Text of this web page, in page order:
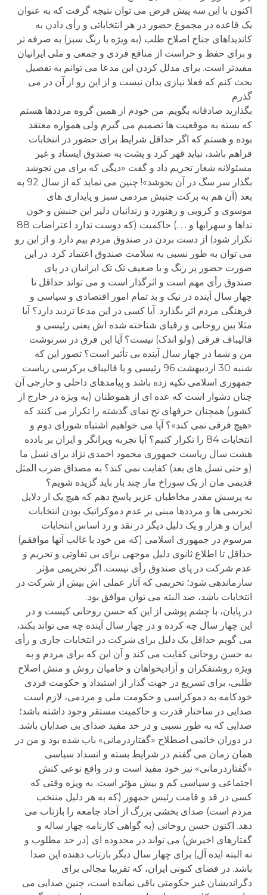
اکنون با این سه پیش فرض می توان نتیجه گرفت که به عنوان
یک قاعده در مجموع حضور در هر انتخاباتی و رأی دادن به
کاندیداهای جناح اصلاح طلب (به ویژه با رنگ سبز) به صرفه تر
و برای حفظ و حراست از منافع فردی و جمعی و ملی ایرانیان
مفیدتر است. برای مدلل کردن این مدعا می توانم به تفصیل
بحث کنم که فعلا نیازی بدان نیست و از این رو از آن در می
گذرم
بگذارید صادقانه بگویم. من خودم از همین گروه مرددها هستم
که بسته به موقعیت ها تصمیم می گیرم ولی همواره معتقد
بوده و هستم که اگر حداقل شرایط برای حضور در انتخابات
فراهم باشد، نباید قهر کرد و پشت به صندوق ایستاد و غیر
مسئولانه شعار تحریم داد و گفت «دیگی که برای من نجوشد
بگذار سر سگ در آن بجوشد»! چنین می نماید که از سال 92 به
بعد (آن هم به برکت جنبش مردمی سبز و پایداری های
موسوی و کروبی و رهنورد و زندانیان دلیر این جنبش و خون
نداها و سهرابها و . . .) حاکمیت (که دوست ندارد اعتراضات 88
تکرار شود) از دست بردن در صندوق مردم بیم دارد و از این رو
می توان به طور نسبی به سلامت صندوق اعتماد کرد. در این
صورت حضور پر رنگ و یا ضعیف تک تک ایرانیان در پای
صندوق رأی مهم است و اثرگذار است و می تواند حداقل تا
چهار سال آینده در نیک و بد تمام امور اقتصادی و سیاسی و
فرهنگی مردم اثر بگذارد. آیا کسی در این مدعا تردید دارد؟ آیا
مثلا بین روحانی و رقبای شناخته شده اش یعنی رئیسی و
قالیباف فرقی (ولو اندک) نیست؟ آیا این فرق در سرنوشت
من و شما در چهار سال آینده بی تأثیر است؟ تصور این که
شنبه 30 اردیبهشت 96 رئیسی و یا قالیباف برکرسی ریاست
جمهوری اسلامی تکیه زده باشد و پیامدهای داخلی و خارجی آن
چنان دشوار است که عده ای از هموطنان (به ویژه در خارج از
کشور) همچنان حرفهای نخ نمای گذشته را تکرار می کنند که
«هیچ فرقی نمی کند»؟ آیا می خواهیم اشتباه شورای دوم و
انتخابات 84 را تکرار کنیم؟ آیا تجربه ویرانگر و ایران بر بادده
هشت سال ریاست جمهوری محمود احمدی نژاد برای نسل ما
(و حتی نسل های بعد) کفایت نمی کند؟ به مصداق ضرب المثل
قدیمی مان از یک سوراخ مار چند بار باید گزیده شویم؟
به پرسش مقدر مخاطبان عزیز پاسخ دهم که هیچ یک از دلایل
تحریمی ها و مرددها مبنی بر عدم دموکراتیک بودن انتخابات
ایران و هزار و یک دلیل دیگر در نقد و رد اساس انتخابات
مرسوم در جمهوری اسلامی (که من خود با غالب آنها موافقم)
حداقل تا اطلاع ثانوی دلیل موجهی برای بی تفاوتی و تحریم و
عدم شرکت در پای صندوق رأی نیست. اگر تحریمی مؤثر
سازماندهی شود؛ تحریمی که آثار عملی اش بیش از شرکت در
انتخابات باشد، صد البته می توان موافق بود.
در پایان، با چشم پوشی از این که حسن روحانی کیست و در
این چهار سال چه کرده و در چهار سال آینده چه می تواند بکند،
می گویم حداقل یک دلیل برای شرکت در انتخابات جاری و رأی
به حسن روحانی کفایت می کند و آن این که برای مردم و به
ویژه روشنفکران و آزادیخواهان و حامیان روش و منش اصلاح
طلبی، برای تسریع در جهت گذار از استبداد و حکومت فردی
خودکامه به دموکراسی و حکومت ملی و مردمی، لازم است
صدایی در ساختار قدرت و حاکمیت مستقر وجود داشته باشد؛
صدایی که به طور نسبی و در حد مفید صدای بی صدایان باشد.
در دوران خاتمی اصطلاح «گفتاردرمانی» باب شده بود و من در
همان زمان می گفتم در شرایط بسته و انسداد سیاسی
«گفتاردرمانی» نیز خود مفید است و در واقع نوعی کنش
اجتماعی و سیاسی کم و بیش مؤثر است. به ویژه وقتی که
کسی در قد و قامت رئیس جمهور (که به هر دلیل منتخب
مردم است) صدای بخشی بزرگ از آحاد جامعه را بازتاب می
دهد. اکنون حسن روحانی (به گواهی کارنامه چهار ساله و
گفتارهای اخیرش) می تواند در محدوده ای (در حد مطلوب و
نه البته ایده آل) برای چهار سال دیگر بازتاب دهنده این صدا
باشد. در فضای کنونی ایران، که تقریبا مجالی برای
دگراندیشان غیر حکومتی باقی نمانده است، چنین صدایی می